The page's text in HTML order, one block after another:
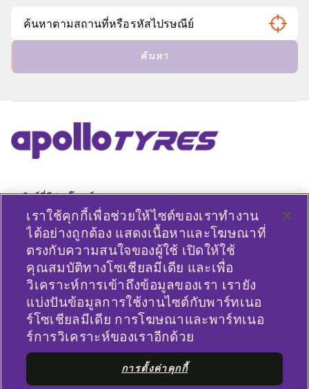
ค้นหา
ลิงค์ที่มีประโยชน์
ประเภทยานพาหนะ
นโยบาย
บริษัท
เชื่อมต่ออยู่เสมอ
YouTube
เราใช้คุกกี้เพื่อช่วยให้ไซต์ของเราทำงาน
ได้อย่างถูกต้อง แสดงเนื้อหาและโฆษณาที่
ตรงกับความสนใจของผู้ใช้ เปิดให้ใช้
คุณสมบัติทางโซเชียลมีเดีย และเพื่อ
วิเคราะห์การเข้าถึงข้อมูลของเรา เรายัง
แบ่งปันข้อมูลการใช้งานไซต์กับพาร์ทเนอ
ร์โซเชียลมีเดีย การโฆษณาและพาร์ทเนอ
ร์การวิเคราะห์ของเราอีกด้วย
การตั้งค่าคุกกี้